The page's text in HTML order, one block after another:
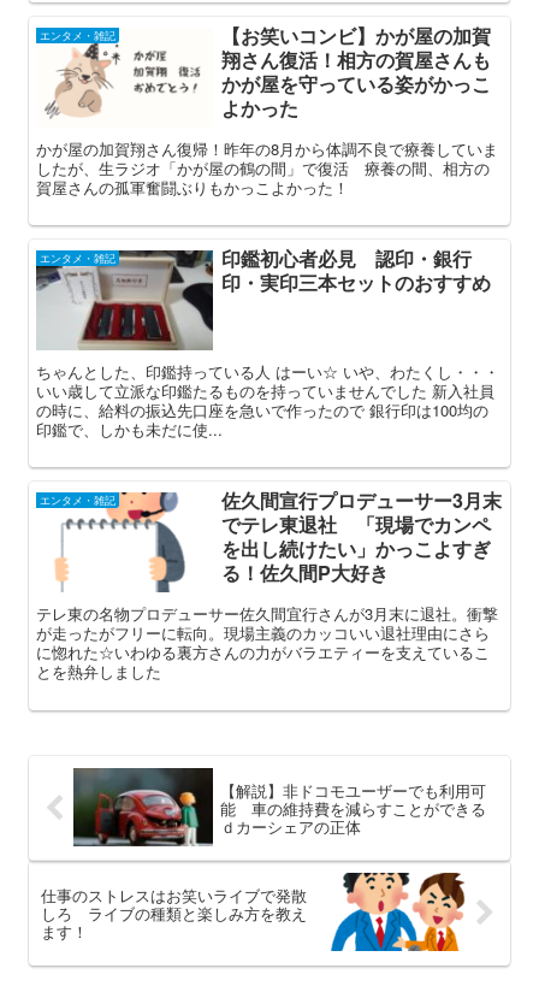
エンタメ・雑記
【お笑いコンビ】かが屋の加賀
翔さん復活！相方の賀屋さんも
かが屋を守っている姿がかっこ
よかった
かが屋の加賀翔さん復帰！昨年の8月から体調不良で療養していま
したが、生ラジオ「かが屋の鶴の間」で復活 療養の間、相方の
賀屋さんの孤軍奮闘ぶりもかっこよかった！
エンタメ・雑記
印鑑初心者必見 認印・銀行
印・実印三本セットのおすすめ
ちゃんとした、印鑑持っている人 はーい☆ いや、わたくし・・・
いい歳して立派な印鑑たるものを持っていませんでした 新入社員
の時に、給料の振込先口座を急いで作ったので 銀行印は100均の
印鑑で、しかも未だに使...
エンタメ・雑記
佐久間宣行プロデューサー3月末
でテレ東退社 「現場でカンペ
を出し続けたい」かっこよすぎ
る！佐久間P大好き
テレ東の名物プロデューサー佐久間宜行さんが3月末に退社。衝撃
が走ったがフリーに転向。現場主義のカッコいい退社理由にさら
に惚れた☆いわゆる裏方さんの力がバラエティーを支えているこ
とを熱弁しました
【解説】非ドコモユーザーでも利用可
能 車の維持費を減らすことができる
ｄカーシェアの正体
仕事のストレスはお笑いライブで発散
しろ ライブの種類と楽しみ方を教え
ます！